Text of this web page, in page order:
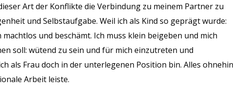
Art der Konflikte die Verbindung zu meinem Partner zu
und Selbstaufgabe. Weil ich als Kind so geprägt wurde:
und beschämt. Ich muss klein beigeben und mich
soll: wütend zu sein und für mich einzutreten und
als Frau doch in der unterlegenen Position bin. Alles ohnehin
Arbeit leiste.